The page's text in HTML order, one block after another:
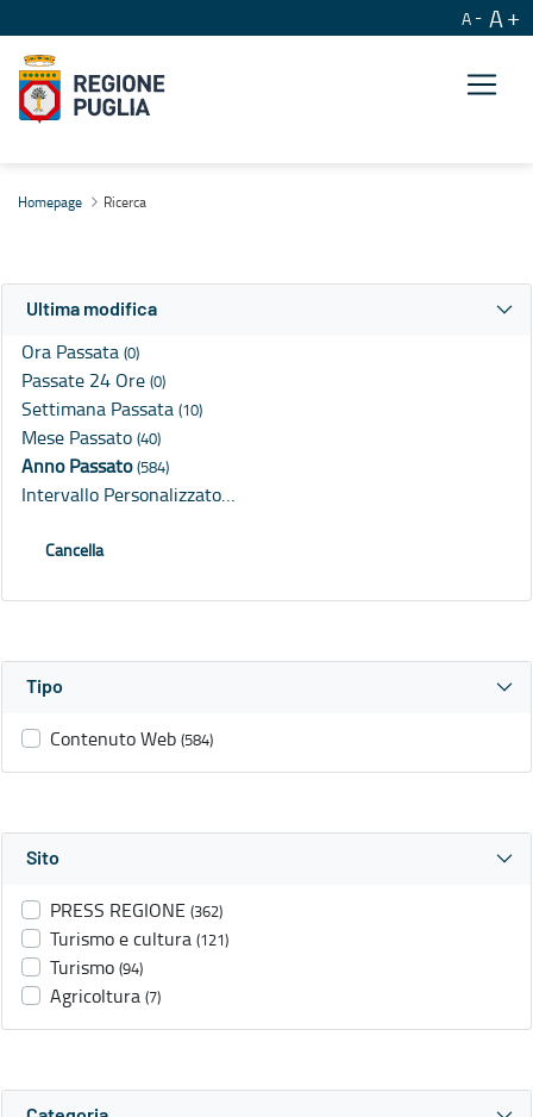
A A
Homepage Ricerca
Ultima modifica
Ora Passata (0)
Passate 24 Ore (0)
Settimana Passata (10)
Mese Passato (40)
Anno Passato(584)
Intervallo Personalizzato…
Cancella
Tipo
Contenuto Web (584)
Sito
PRESS REGIONE (362)
Turismo e cultura (121)
Turismo (94)
Agricoltura (7)